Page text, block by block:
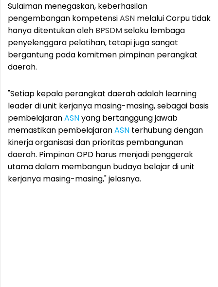
Sulaiman menegaskan, keberhasilan
pengembangan kompetensiASN melalui Corpu tidak
hanya ditentukan oleh BPSDMselaku lembaga
penyelenggara pelatihan, tetapi juga sangat
bergantung pada komitmen pimpinan perangkat
daerah.
"Setiap kepala perangkat daerah adalah learning
leader di unit kerjanya masing-masing, sebagai basis
pembelajaranASNyang bertanggung jawab
memastikan pembelajaranASN terhubung dengan
kinerja organisasi dan prioritas pembangunan
daerah. Pimpinan OPD harus menjadi penggerak
utama dalam membangun budaya belajar di unit
kerjanya masing-masing," jelasnya.